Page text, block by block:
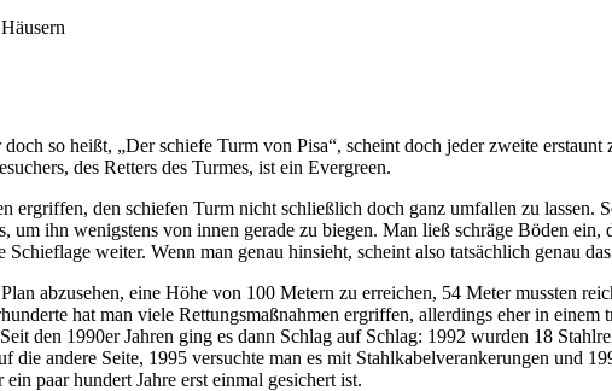
so heißt, „Der schiefe Turm von Pisa“, scheint doch jeder zweite
des Retters des Turmes, ist ein Evergreen.
ergriffen, den schiefen Turm nicht schließlich doch ganz umfallen zu lassen.
um ihn wenigstens von innen gerade zu biegen. Man ließ schräge Böden
weiter. Wenn man genau hinsieht, scheint also tatsächlich genau
abzusehen, eine Höhe von 100 Metern zu erreichen, 54 Meter mussten
hat man viele Rettungsmaßnahmen ergriffen, allerdings eher in einem
den 1990er Jahren ging es dann Schlag auf Schlag: 1992 wurden 18
andere Seite, 1995 versuchte man es mit Stahlkabelverankerungen und
paar hundert Jahre erst einmal gesichert ist.